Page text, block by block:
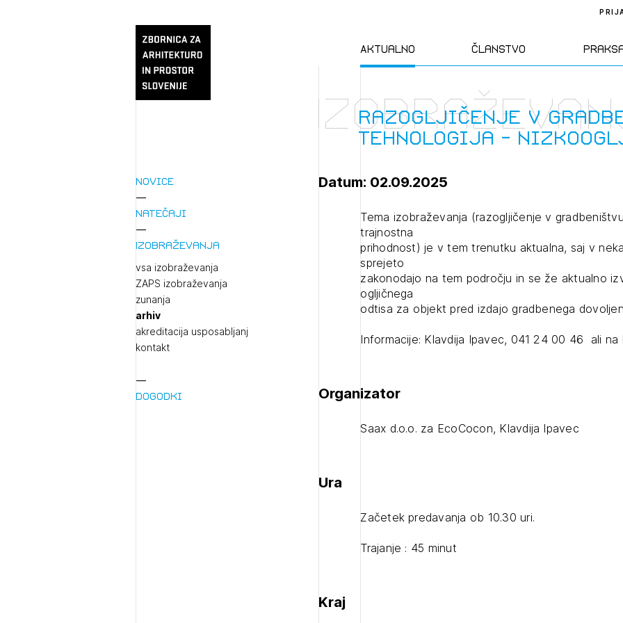
Aktualno Članstvo
Novice
Natečaji
Izobraževanja
Dogodki
Člani ZAPS
Kandidati za
izpit
Razogljičenje v
tehnologija -
Novice
Natečaji
Izobraževanja
vsa izobraževanja
ZAPS izobraževanja
zunanja
arhiv
akreditacija usposabljanj
kontakt
Dogodki
Datum: 02.09.2025
Tema izobraževanja (razogljičenje v
trajnostna
prihodnost) je v tem trenutku aktualna, saj v
sprejeto
zakonodajo na tem področju in se že aktualno
ogljičnega
odtisa za objekt pred izdajo gradbenega
Informacije: Klavdija Ipavec, 041 24 00 46 ali na
Organizator
Saax d.o.o. za EcoCocon, Klavdija Ipavec
Ura
Začetek predavanja ob 10.30 uri.
Trajanje : 45 minut
Kraj